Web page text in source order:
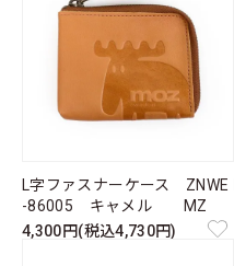
L字ファスナーケース ZNWE
-86005 キャメル MZ
4,300円(税込4,730円)